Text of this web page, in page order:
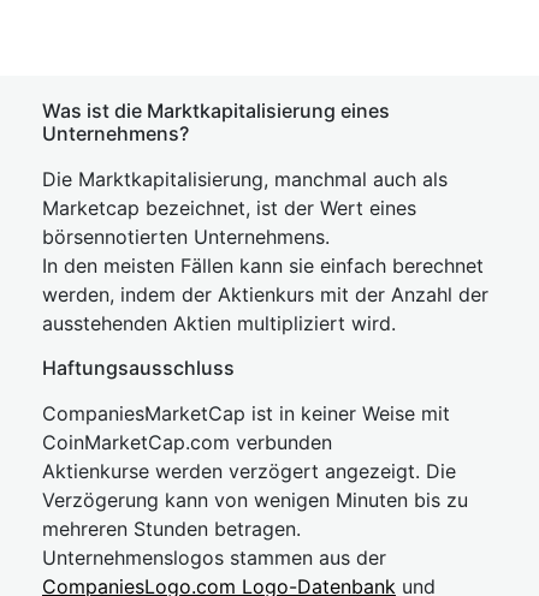
Was ist die Marktkapitalisierung eines
Unternehmens?
Die Marktkapitalisierung, manchmal auch als
Marketcap bezeichnet, ist der Wert eines
börsennotierten Unternehmens.
In den meisten Fällen kann sie einfach berechnet
werden, indem der Aktienkurs mit der Anzahl der
ausstehenden Aktien multipliziert wird.
Haftungsausschluss
CompaniesMarketCap ist in keiner Weise mit
CoinMarketCap.com verbunden
Aktienkurse werden verzögert angezeigt. Die
Verzögerung kann von wenigen Minuten bis zu
mehreren Stunden betragen.
Unternehmenslogos stammen aus der
CompaniesLogo.com Logo-Datenbank und